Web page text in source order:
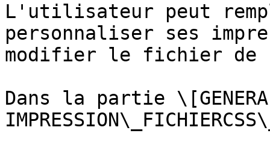
L'utilisateur peut
personnaliser ses
modifier le fichier de
Dans la partie